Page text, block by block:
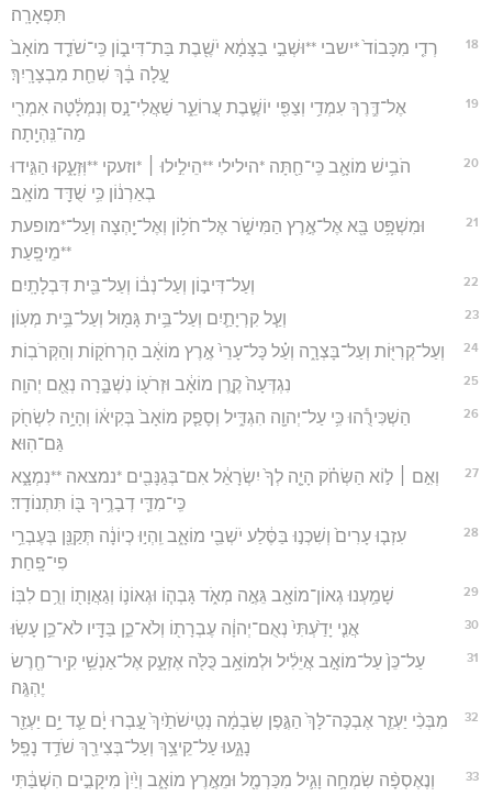
תִּפְאָרָֽה׃
18
רְדִ֤י מִכָּבוֹד֙ *ישבי **וּשְׁבִ֣י בַצָּמָ֔א יֹשֶׁ֖בֶת בַּת־דִּיב֑וֹן כִּֽי־שֹׁדֵ֤ד מוֹאָב֙
עָ֣לָה בָ֔ךְ שִׁחֵ֖ת מִבְצָרָֽיִךְ׃
19
אֶל־דֶּ֛רֶךְ עִמְדִ֥י וְצַפִּ֖י יוֹשֶׁ֣בֶת עֲרוֹעֵ֑ר שַׁאֲלִי־נָ֣ס וְנִמְלָ֔טָה אִמְרִ֖י
מַה־נִּֽהְיָֽתָה׃
20
הֹבִ֥ישׁ מוֹאָ֛ב כִּֽי־חַ֖תָּה *הילילי **הֵילִ֣ילוּ ׀ *וזעקי **וּֽזְעָ֑קוּ הַגִּ֣ידוּ
בְאַרְנ֔וֹן כִּ֥י שֻׁדַּ֖ד מוֹאָֽב׃
21
וּמִשְׁפָּ֥ט בָּ֖א אֶל־אֶ֣רֶץ הַמִּישֹׁ֑ר אֶל־חֹל֥וֹן וְאֶל־יַ֖הְצָה וְעַל־*מופעת
**מֵיפָֽעַת׃
22 וְעַל־דִּיב֣וֹן וְעַל־נְב֔וֹ וְעַל־בֵּ֖ית דִּבְלָתָֽיִם׃
23 וְעַ֧ל קִרְיָתַ֛יִם וְעַל־בֵּ֥ית גָּמ֖וּל וְעַל־בֵּ֥ית מְעֽוֹן׃
24 וְעַל־קְרִיּ֖וֹת וְעַל־בָּצְרָ֑ה וְעַ֗ל כָּל־עָרֵי֙ אֶ֣רֶץ מוֹאָ֔ב הָרְחֹק֖וֹת וְהַקְּרֹבֽוֹת׃
25 נִגְדְּעָה֙ קֶ֣רֶן מוֹאָ֔ב וּזְרֹע֖וֹ נִשְׁבָּ֑רָה נְאֻ֖ם יְהוָֽה׃
26
הַשְׁכִּירֻ֕הוּ כִּ֥י עַל־יְהוָ֖ה הִגְדִּ֑יל וְסָפַ֤ק מוֹאָב֙ בְּקִיא֔וֹ וְהָיָ֥ה לִשְׂחֹ֖ק
גַּם־הֽוּא׃
27
וְאִ֣ם ׀ ל֣וֹא הַשְּׂחֹ֗ק הָיָ֤ה לְךָ֙ יִשְׂרָאֵ֔ל אִם־בְּגַנָּבִ֖ים *נמצאה **נִמְצָ֑א
כִּֽי־מִדֵּ֧י דְבָרֶ֥יךָ בּ֖וֹ תִּתְנוֹדָֽד׃
28
עִזְב֤וּ עָרִים֙ וְשִׁכְנ֣וּ בַּסֶּ֔לַע יֹשְׁבֵ֖י מוֹאָ֑ב וִֽהְי֣וּ כְיוֹנָ֔ה תְּקַנֵּ֖ן בְּעֶבְרֵ֥י
פִי־פָֽחַת׃
29 שָׁמַ֥עְנוּ גְאוֹן־מוֹאָ֖ב גֵּאֶ֣ה מְאֹ֑ד גָּבְה֧וֹ וּגְאוֹנ֛וֹ וְגַאֲוָת֖וֹ וְרֻ֥ם לִבּֽוֹ׃
30 אֲנִ֤י יָדַ֙עְתִּי֙ נְאֻם־יְהוָ֔ה עֶבְרָת֖וֹ וְלֹא־כֵ֑ן בַּדָּ֖יו לֹא־כֵ֥ן עָשֽׂוּ׃
31
עַל־כֵּן֙ עַל־מוֹאָ֣ב אֲיֵלִ֔יל וּלְמוֹאָ֥ב כֻּלֹּ֖ה אֶזְעָ֑ק אֶל־אַנְשֵׁ֥י קִֽיר־חֶ֖רֶשׂ
יֶהְגֶּֽה׃
32
מִבְּכִ֨י יַעְזֵ֤ר אֶבְכֶּה־לָּךְ֙ הַגֶּ֣פֶן שִׂבְמָ֔ה נְטִֽישֹׁתַ֙יִךְ֙ עָ֣בְרוּ יָ֔ם עַ֛ד יָ֥ם יַעְזֵ֖ר
נָגָ֑עוּ עַל־קֵיצֵ֥ךְ וְעַל־בְּצִירֵ֖ךְ שֹׁדֵ֥ד נָפָֽל׃
33
וְנֶאֶסְפָ֨ה שִׂמְחָ֥ה וָגִ֛יל מִכַּרְמֶ֖ל וּמֵאֶ֣רֶץ מוֹאָ֑ב וְיַ֙יִן֙ מִיקָבִ֣ים הִשְׁבַּ֔תִּי